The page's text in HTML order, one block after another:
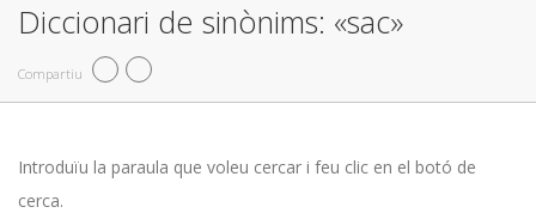
Diccionari de sinònims: «sac»
Compartiu
Introduïu la paraula que voleu cercar i feu clic en el botó de
cerca.